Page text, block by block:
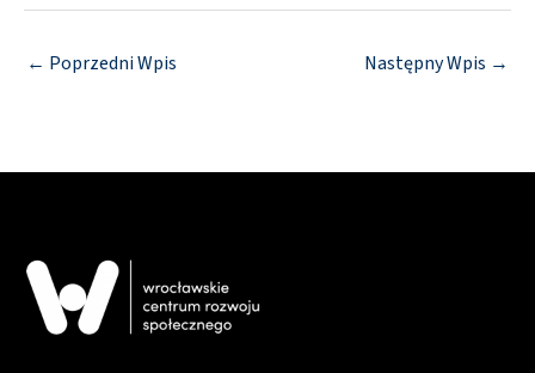
← Poprzedni Wpis Następny Wpis →